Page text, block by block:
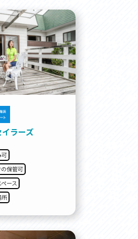
様、旅行会社様へ)
イク
シー
ラーズ
可
保管可
ース
所